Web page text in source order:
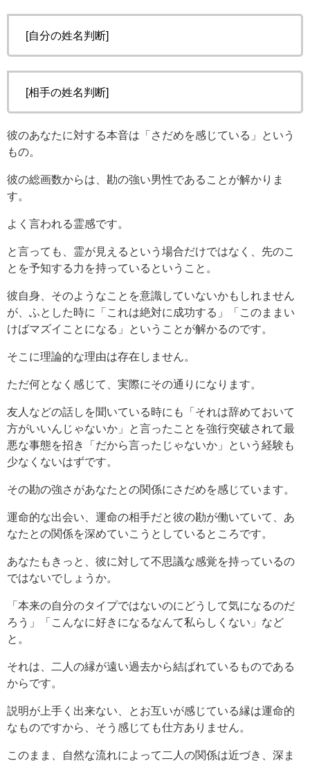
[自分の姓名判断]
[相手の姓名判断]
彼のあなたに対する本音は「さだめを感じている」という
もの。
彼の総画数からは、勘の強い男性であることが解かりま
す。
よく言われる霊感です。
と言っても、霊が見えるという場合だけではなく、先のこ
とを予知する力を持っているということ。
彼自身、そのようなことを意識していないかもしれません
が、ふとした時に「これは絶対に成功する」「このままい
けばマズイことになる」ということが解かるのです。
そこに理論的な理由は存在しません。
ただ何となく感じて、実際にその通りになります。
友人などの話しを聞いている時にも「それは辞めておいて
方がいいんじゃないか」と言ったことを強行突破されて最
悪な事態を招き「だから言ったじゃないか」という経験も
少なくないはずです。
その勘の強さがあなたとの関係にさだめを感じています。
運命的な出会い、運命の相手だと彼の勘が働いていて、あ
なたとの関係を深めていこうとしているところです。
あなたもきっと、彼に対して不思議な感覚を持っているの
ではないでしょうか。
「本来の自分のタイプではないのにどうして気になるのだ
ろう」「こんなに好きになるなんて私らしくない」など
と。
それは、二人の縁が遠い過去から結ばれているものである
からです。
説明が上手く出来ない、とお互いが感じている縁は運命的
なものですから、そう感じても仕方ありません。
このまま、自然な流れによって二人の関係は近づき、深ま